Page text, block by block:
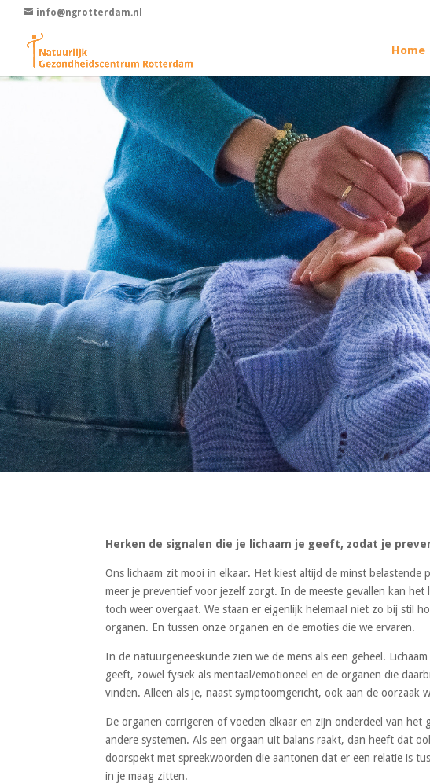
info@ngrotterdam.nl
Home
Herken de signalen die je lichaam je geeft, zodat je
Ons lichaam zit mooi in elkaar. Het kiest altijd de minst belastende
meer je preventief voor jezelf zorgt. In de meeste gevallen kan
toch weer overgaat. We staan er eigenlijk helemaal niet zo bij stil
organen. En tussen onze organen en de emoties die we ervaren.
In de natuurgeneeskunde zien we de mens als een geheel.
geeft, zowel fysiek als mentaal/emotioneel en de organen die
vinden. Alleen als je, naast symptoomgericht, ook aan de oorzaak
De organen corrigeren of voeden elkaar en zijn onderdeel van
andere systemen. Als een orgaan uit balans raakt, dan heeft dat
doorspekt met spreekwoorden die aantonen dat er een relatie is
in je maag zitten.